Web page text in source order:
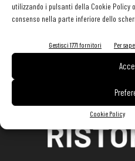
utilizzando i pulsanti della Cookie Policy
consenso nella parte inferiore dello
Gestisci 1771 fornitori Per
Cookie Policy